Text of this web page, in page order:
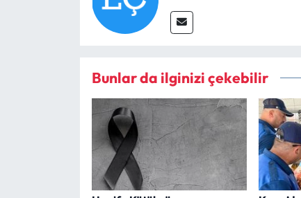
Bunlar da ilginizi çekebilir